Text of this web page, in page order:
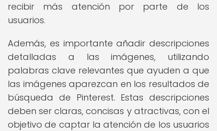
recibir más atención por parte de los
usuarios.
Además, es importante añadir descripciones
detalladas a las imágenes, utilizando
palabras clave relevantes que ayuden a que
las imágenes aparezcan en los resultados de
búsqueda de Pinterest. Estas descripciones
deben ser claras, concisas y atractivas, con el
objetivo de captar la atención de los usuarios